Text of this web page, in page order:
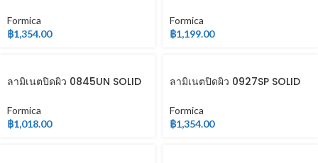
Formica
฿1,354.00
Formica
฿1,199.00
ลามิเนตปิดผิว 0845UN SOLID
Formica
฿1,018.00
ลามิเนตปิดผิว 0927SP SOLID
Formica
฿1,354.00